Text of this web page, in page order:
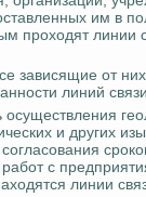
им в
проходят линии
зависящие от
линий
осуществления
и других
работ с
линии